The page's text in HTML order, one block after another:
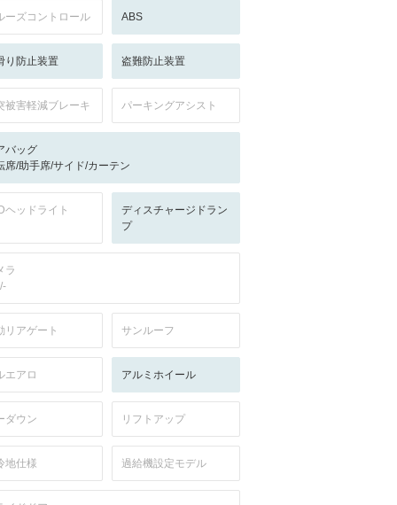
ーズコントロール ABS
り防止装置 盗難防止装置
被害軽減ブレーキ パーキングアシスト
バッグ
席/助手席/サイド/カーテン
ヘッドライト
ディスチャージドラン
プ
ラ
リアゲート サンルーフ
エアロ アルミホイール
ダウン リフトアップ
地仕様 過給機設定モデル